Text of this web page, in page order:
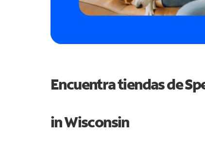
Encuentra tiendas de
in Wisconsin